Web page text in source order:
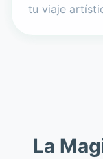
tu viaje
La